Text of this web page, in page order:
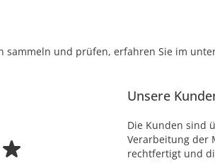
sammeln und prüfen, erfahren Sie im
Unsere
Die Kunden sind
Verarbeitung der
rechtfertigt und